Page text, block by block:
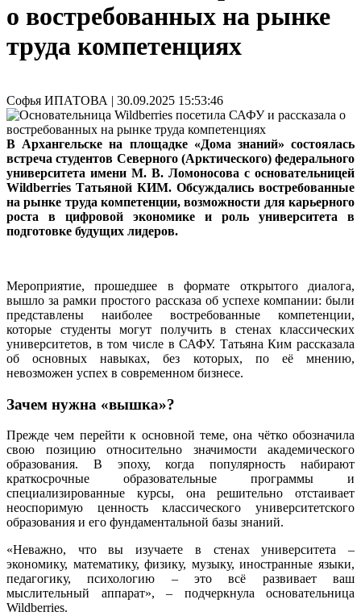
о востребованных на рынке
труда компетенциях
Софья ИПАТОВА | 30.09.2025 15:53:46
В Архангельске на площадке «Дома знаний» состоялась
встреча студентов Северного (Арктического) федерального
университета имени М. В. Ломоносова с основательницей
Wildberries Татьяной КИМ. Обсуждались востребованные
на рынке труда компетенции, возможности для карьерного
роста в цифровой экономике и роль университета в
подготовке будущих лидеров.
Мероприятие, прошедшее в формате открытого диалога,
вышло за рамки простого рассказа об успехе компании: были
представлены наиболее востребованные компетенции,
которые студенты могут получить в стенах классических
университетов, в том числе в САФУ. Татьяна Ким рассказала
об основных навыках, без которых, по её мнению,
невозможен успех в современном бизнесе.
Зачем нужна «вышка»?
Прежде чем перейти к основной теме, она чётко обозначила
свою позицию относительно значимости академического
образования. В эпоху, когда популярность набирают
краткосрочные образовательные программы и
специализированные курсы, она решительно отстаивает
неоспоримую ценность классического университетского
образования и его фундаментальной базы знаний.
«Неважно, что вы изучаете в стенах университета –
экономику, математику, физику, музыку, иностранные языки,
педагогику, психологию – это всё развивает ваш
мыслительный аппарат», – подчеркнула основательница
Wildberries.